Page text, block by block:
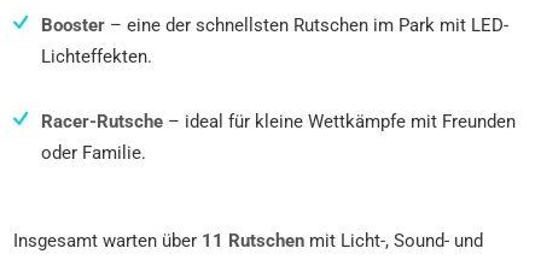
Booster– eine der schnellsten Rutschen im Park mit LED-
Lichteffekten.
Racer-Rutsche– ideal für kleine Wettkämpfe mit Freunden
oder Familie.
Insgesamt warten über 11 Rutschen mit Licht-, Sound- und